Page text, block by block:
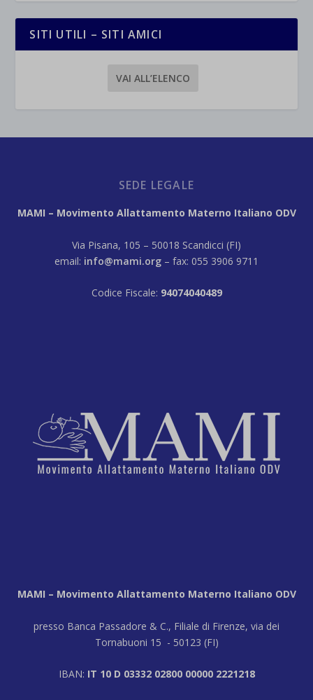
SITI UTILI – SITI AMICI
VAI ALL’ELENCO
SEDE LEGALE
MAMI – Movimento Allattamento Materno Italiano ODV
Via Pisana, 105 – 50018 Scandicci (FI)
email: info@mami.org – fax: 055 3906 9711
Codice Fiscale: 94074040489
MAMI – Movimento Allattamento Materno Italiano ODV
presso Banca Passadore & C., Filiale di Firenze, via dei
Tornabuoni 15 - 50123 (FI)
IBAN: IT 10 D 03332 02800 00000 2221218